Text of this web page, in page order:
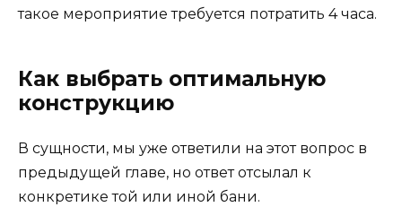
такое мероприятие требуется потратить 4 часа.
Как выбрать оптимальную
конструкцию
В сущности, мы уже ответили на этот вопрос в
предыдущей главе, но ответ отсылал к
конкретике той или иной бани.